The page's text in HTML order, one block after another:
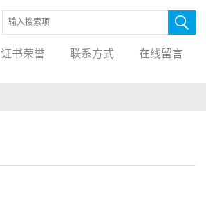
证书荣誉 联系方式 在线留言